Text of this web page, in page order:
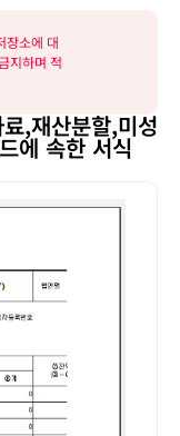
장소에 대
지하며 적
,재산분할,미성
에 속한 서식